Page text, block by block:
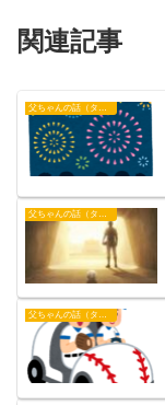
関連記事
父ちゃんの話（タイガース）
父ちゃんの話（タイガース）